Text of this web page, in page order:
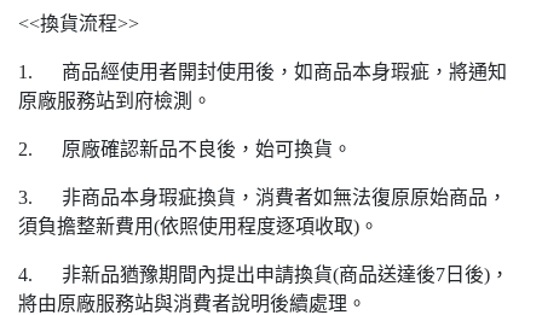
<<換貨流程>>
1. 商品經使用者開封使用後，如商品本身瑕疵，將通知
原廠服務站到府檢測。
2. 原廠確認新品不良後，始可換貨。
3. 非商品本身瑕疵換貨，消費者如無法復原原始商品，
須負擔整新費用(依照使用程度逐項收取)。
4. 非新品猶豫期間內提出申請換貨(商品送達後7日後)，
將由原廠服務站與消費者說明後續處理。